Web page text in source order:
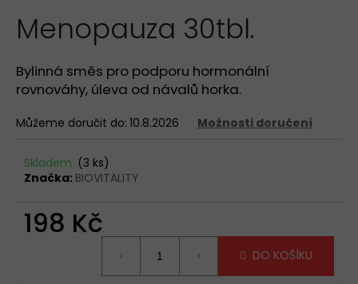
produktu
je
z
5
hvězdiček.
Menopauza 30tbl.
Bylinná směs pro podporu hormonální
rovnováhy, úleva od návalů horka.
Můžeme doručit do: 10.8.2026 Možnosti doručení
Skladem (3 ks)
Značka: BIOVITALITY
198 Kč
DO KOŠÍKU
a
j
í
t
?